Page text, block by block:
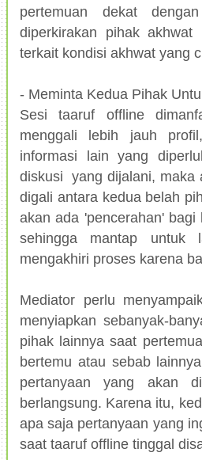
pertemuan dekat
diperkirakan pihak
terkait kondisi akhwat yang
- Meminta Kedua Pihak
Sesi taaruf offline
menggali lebih jauh
informasi lain yang
diskusi yang dijalani, maka
digali antara kedua belah
akan ada 'pencerahan'
sehingga mantap untuk
mengakhiri proses karena
Mediator perlu
menyiapkan sebanyak-
pihak lainnya saat
bertemu atau sebab
pertanyaan yang akan
berlangsung. Karena itu,
apa saja pertanyaan yang
saat taaruf offline tinggal